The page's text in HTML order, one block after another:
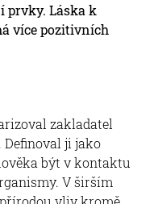
Láska k
více pozitivních
zakladatel
Definoval ji jako
být v kontaktu
V širším